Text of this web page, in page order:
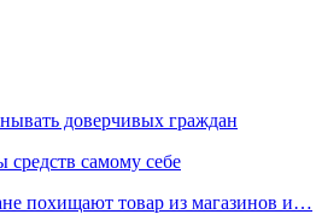
доверчивых граждан
средств самому себе
похищают товар из магазинов и…